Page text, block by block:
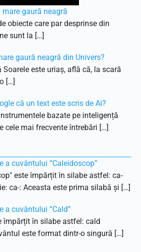
gaură neagră
obiecte care par desprinse din
sunt la […]
gaură neagră din Univers?
este uriaș, află că, la scară
[…]
că un text este scris de Ai?
bazate pe inteligență
cele mai frecvente întrebări […]
a cuvântului “Caleidoscop”
este împărțit în silabe astfel: ca-
ca-: Aceasta este prima silabă și […]
a cuvântului “Cald”
împărțit în silabe astfel: cald
este format dintr-o singură […]